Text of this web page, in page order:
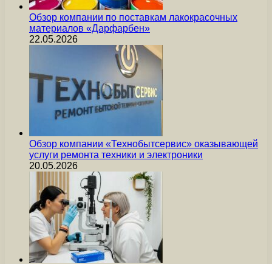
Обзор компании по поставкам лакокрасочных
материалов «Дарфарбен»
22.05.2026
Обзор компании «Технобытсервис» оказывающей
услуги ремонта техники и электроники
20.05.2026